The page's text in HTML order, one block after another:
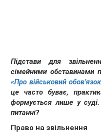
Підстави для
сімейними обставинами
«Про військовий
це часто буває,
формується лише у
питанні?
Право на звільнення